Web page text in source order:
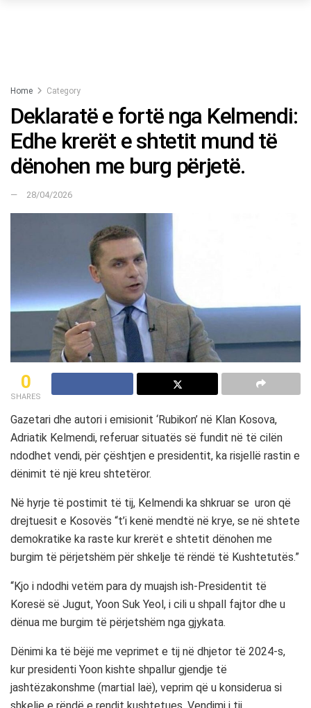
Home Category
Deklaratë e fortë nga Kelmendi:
Edhe krerët e shtetit mund të
dënohen me burg përjetë.
28/04/2026
0
SHARES
Gazetari dhe autori i emisionit ‘Rubikon’ në Klan Kosova,
Adriatik Kelmendi, referuar situatës së fundit në të cilën
ndodhet vendi, për çështjen e presidentit, ka risjellë rastin e
dënimit të një kreu shtetëror.
Në hyrje të postimit të tij, Kelmendi ka shkruar se uron që
drejtuesit e Kosovës “t’i kenë mendtë në krye, se në shtete
demokratike ka raste kur krerët e shtetit dënohen me
burgim të përjetshëm për shkelje të rëndë të Kushtetutës.”
“Kjo i ndodhi vetëm para dy muajsh ish-Presidentit të
Koresë së Jugut, Yoon Suk Yeol, i cili u shpall fajtor dhe u
dënua me burgim të përjetshëm nga gjykata.
Dënimi ka të bëjë me veprimet e tij në dhjetor të 2024-s,
kur presidenti Yoon kishte shpallur gjendje të
jashtëzakonshme (martial laë), veprim që u konsiderua si